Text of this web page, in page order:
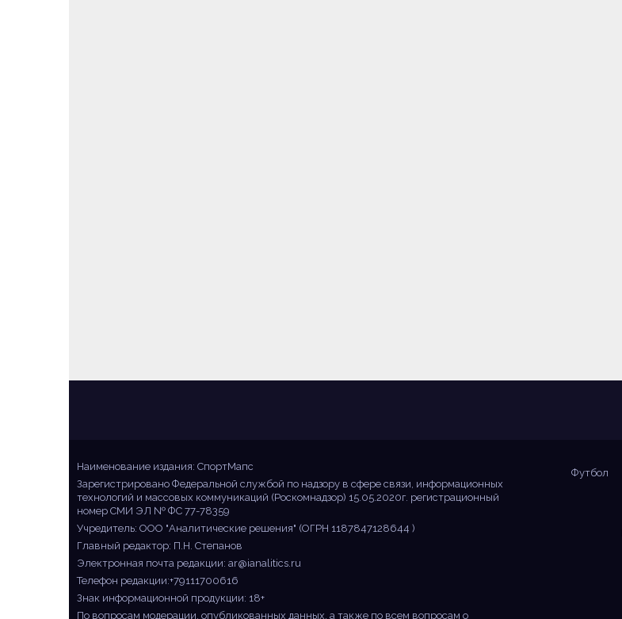
Наименование издания: СпортМапс
Зарегистрировано Федеральной службой по надзору в сфере связи, информационных
технологий и массовых коммуникаций (Роскомнадзор) 15.05.2020г. регистрационный
номер СМИ ЭЛ № ФС 77-78359
Учредитель: ООО "Аналитические решения" (ОГРН 1187847128644 )
Главный редактор: П.Н. Степанов
Электронная почта редакции: ar@ianalitics.ru
Телефон редакции:+79111700616
Знак информационной продукции: 18+
По вопросам модерации, опубликованных данных, а также по всем вопросам о
Футбол